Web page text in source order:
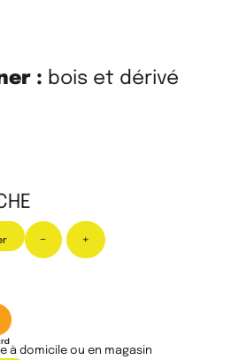
: bois et dérivé
- +
à domicile ou en magasin